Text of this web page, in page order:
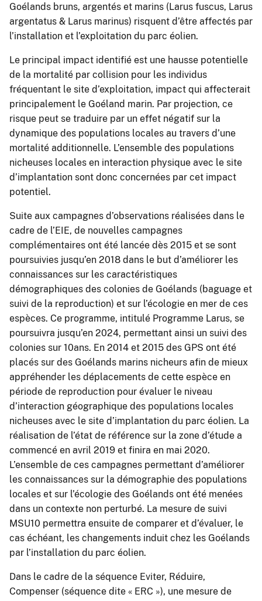
Goélands bruns, argentés et marins (Larus fuscus, Larus
argentatus & Larus marinus) risquent d’être affectés par
l’installation et l’exploitation du parc éolien.
Le principal impact identifié est une hausse potentielle
de la mortalité par collision pour les individus
fréquentant le site d’exploitation, impact qui affecterait
principalement le Goéland marin. Par projection, ce
risque peut se traduire par un effet négatif sur la
dynamique des populations locales au travers d’une
mortalité additionnelle. L’ensemble des populations
nicheuses locales en interaction physique avec le site
d’implantation sont donc concernées par cet impact
potentiel.
Suite aux campagnes d’observations réalisées dans le
cadre de l’EIE, de nouvelles campagnes
complémentaires ont été lancée dès 2015 et se sont
poursuivies jusqu’en 2018 dans le but d’améliorer les
connaissances sur les caractéristiques
démographiques des colonies de Goélands (baguage et
suivi de la reproduction) et sur l’écologie en mer de ces
espèces. Ce programme, intitulé Programme Larus, se
poursuivra jusqu’en 2024, permettant ainsi un suivi des
colonies sur 10ans. En 2014 et 2015 des GPS ont été
placés sur des Goélands marins nicheurs afin de mieux
appréhender les déplacements de cette espèce en
période de reproduction pour évaluer le niveau
d’interaction géographique des populations locales
nicheuses avec le site d’implantation du parc éolien. La
réalisation de l’état de référence sur la zone d’étude a
commencé en avril 2019 et finira en mai 2020.
L’ensemble de ces campagnes permettant d’améliorer
les connaissances sur la démographie des populations
locales et sur l’écologie des Goélands ont été menées
dans un contexte non perturbé. La mesure de suivi
MSU10 permettra ensuite de comparer et d’évaluer, le
cas échéant, les changements induit chez les Goélands
par l’installation du parc éolien.
Dans le cadre de la séquence Eviter, Réduire,
Compenser (séquence dite « ERC »), une mesure de